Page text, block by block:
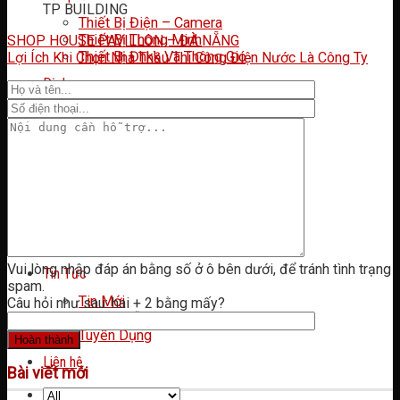
Thiết Bị Điện – Camera
Thiết Bị Thông Minh
Thiết Bị Đhkk Và Thông Gió
Dịch vụ
Dịch vụ
Điều hòa không khí
Tin Tức
Tin Mới
Hướng dẫn
Tuyển Dụng
Liên hệ
TP BUILDING
SHOP HOUSE PAVILLON – ĐÀ NẴNG
Lợi Ích Khi Chọn Nhà Thầu Thi Công Điện Nước Là Công Ty
Vui lòng nhập đáp án bằng số ở ô bên dưới, để tránh tình trạng
spam.
Câu hỏi như sau: hai + 2 bằng mấy?
Bài viết mới